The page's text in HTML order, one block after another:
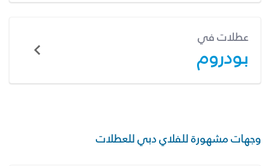
عطلات في
بودروم
وجهات مشهورة للفلاي دبي للعطلات